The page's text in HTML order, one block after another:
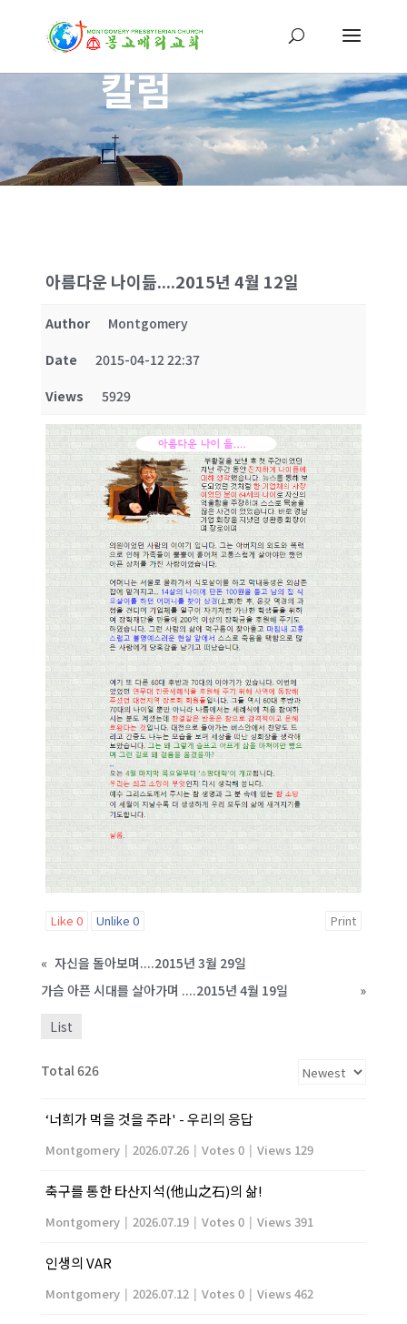
칼럼
아름다운 나이듦....2015년 4월 12일
Author
Montgomery
Date
2015-04-12 22:37
Views
5929
Like 0 Unlike 0 Print
« 자신을 돌아보며....2015년 3월 29일
가슴 아픈 시대를 살아가며 ....2015년 4월 19일
»
List
Total 626
‘너희가 먹을 것을 주라' - 우리의 응답
Montgomery | 2026.07.26 | Votes 0 | Views 129
축구를 통한 타산지석(他山之石)의 삶!
Montgomery | 2026.07.19 | Votes 0 | Views 391
인생의 VAR
Montgomery | 2026.07.12 | Votes 0 | Views 462